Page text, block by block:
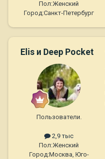
Пол:Женский
Город:Санкт-Петербург
Elis и Deep Pocket
Пользователи.
2,9 тыс
Пол:Женский
Город:Москва, Юго-